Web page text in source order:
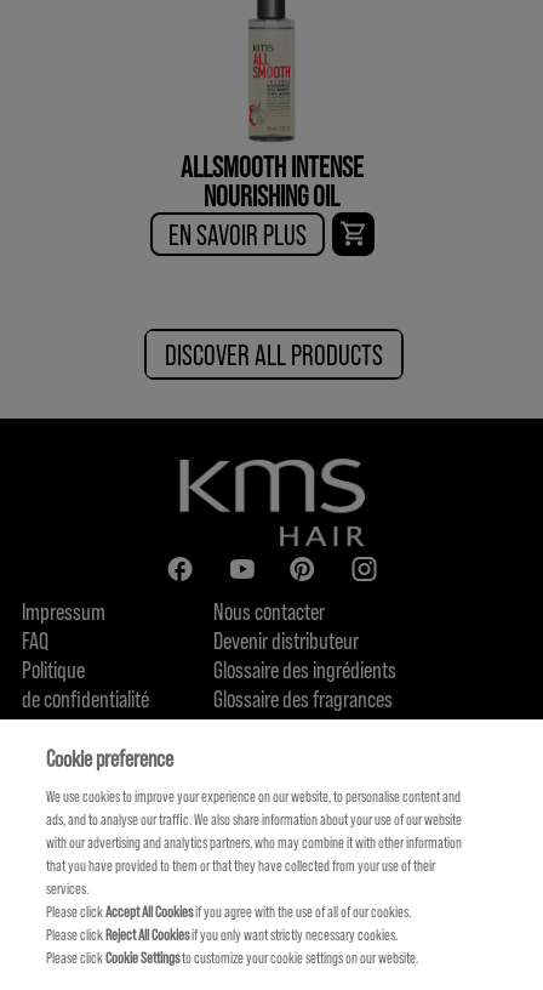
ALLSMOOTH INTENSE
NOURISHING OIL
EN SAVOIR PLUS
DISCOVER ALL PRODUCTS
Impressum
FAQ
Politique
de confidentialité
Politique de cookie
Qui sommes-nous
Nous contacter
Devenir distributeur
Glossaire des ingrédients
Glossaire des fragrances
Engagement en terme de durabilité
Cookie preference
We use cookies to improve your experience on our website, to personalise content and
ads, and to analyse our traffic. We also share information about your use of our website
with our advertising and analytics partners, who may combine it with other information
that you have provided to them or that they have collected from your use of their
services.
Please clickAccept All Cookiesif you agree with the use of all of our cookies.
Please clickReject All Cookiesif you only want strictly necessary cookies.
Please clickCookie Settingsto customize your cookie settings on our website.